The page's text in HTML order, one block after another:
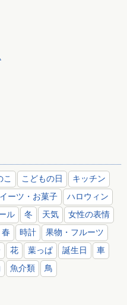
こ こどもの日
キッチン
ーツ・お菓子
ハロウィン
ル 冬 天気
女性の表情
春 時計
果物・フルーツ
花 葉っぱ 誕生日
車
魚介類 鳥